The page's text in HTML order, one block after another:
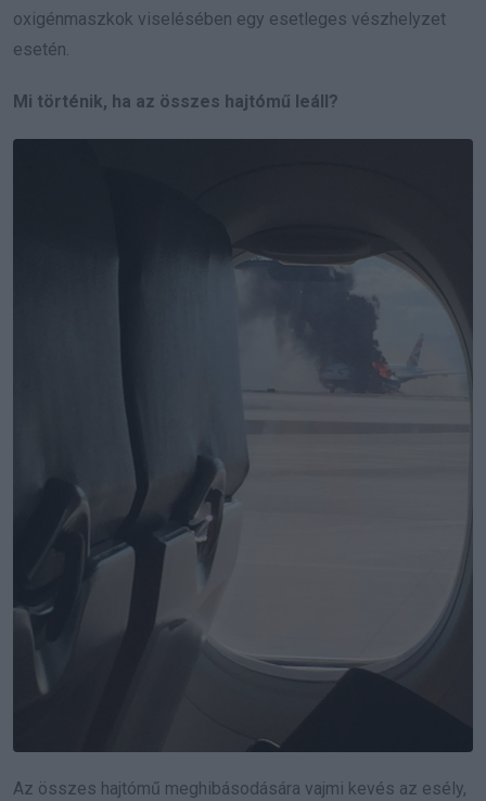
oxigénmaszkok viselésében egy esetleges vészhelyzet
esetén.
Mi történik, ha az összes hajtómű leáll?
Az összes hajtómű meghibásodására vajmi kevés az esély,